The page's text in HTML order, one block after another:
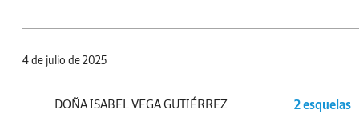
4 de julio de 2025
DOÑA ISABEL VEGA GUTIÉRREZ 2 esquelas